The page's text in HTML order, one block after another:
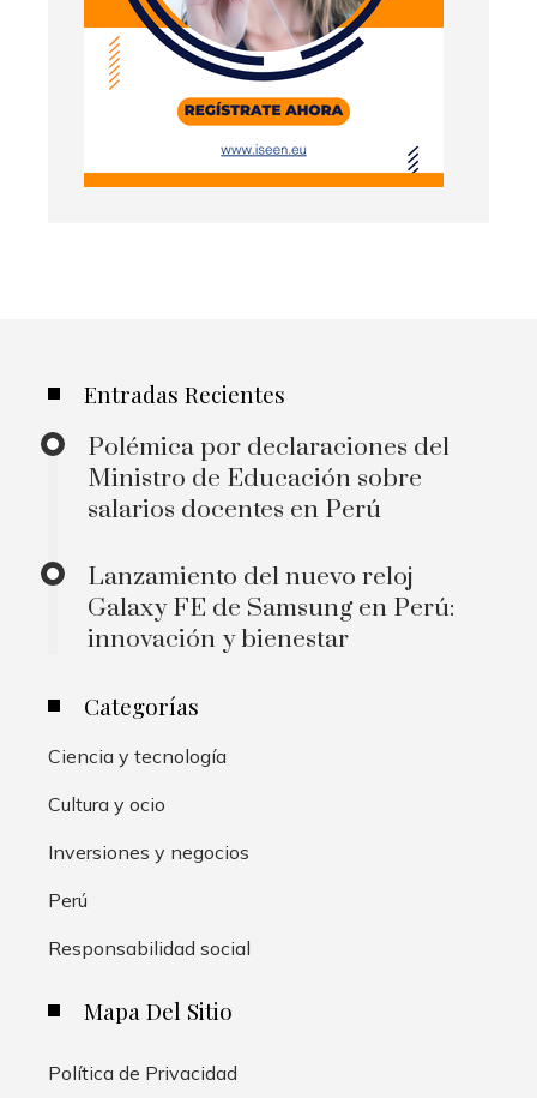
Entradas Recientes
Polémica por declaraciones del
Ministro de Educación sobre
salarios docentes en Perú
Lanzamiento del nuevo reloj
Galaxy FE de Samsung en Perú:
innovación y bienestar
Categorías
Ciencia y tecnología
Cultura y ocio
Inversiones y negocios
Perú
Responsabilidad social
Mapa Del Sitio
Política de Privacidad